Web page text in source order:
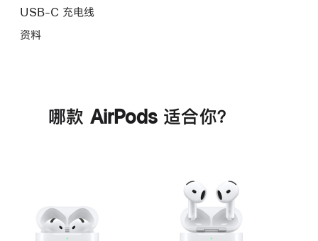
USB-C 充电线
资料
哪款 AirPods 适合你？